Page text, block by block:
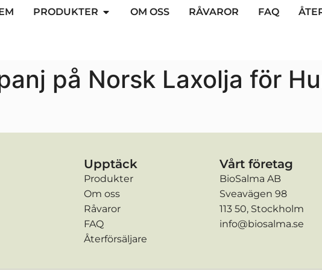
PRODUKTER OM OSS RÅVAROR FAQ
på Norsk Laxolja för
Upptäck
Produkter
Om oss
Råvaror
FAQ
Återförsäljare
Vårt företag
BioSalma AB
Sveavägen 98
113 50, Stockholm
info@biosalma.se